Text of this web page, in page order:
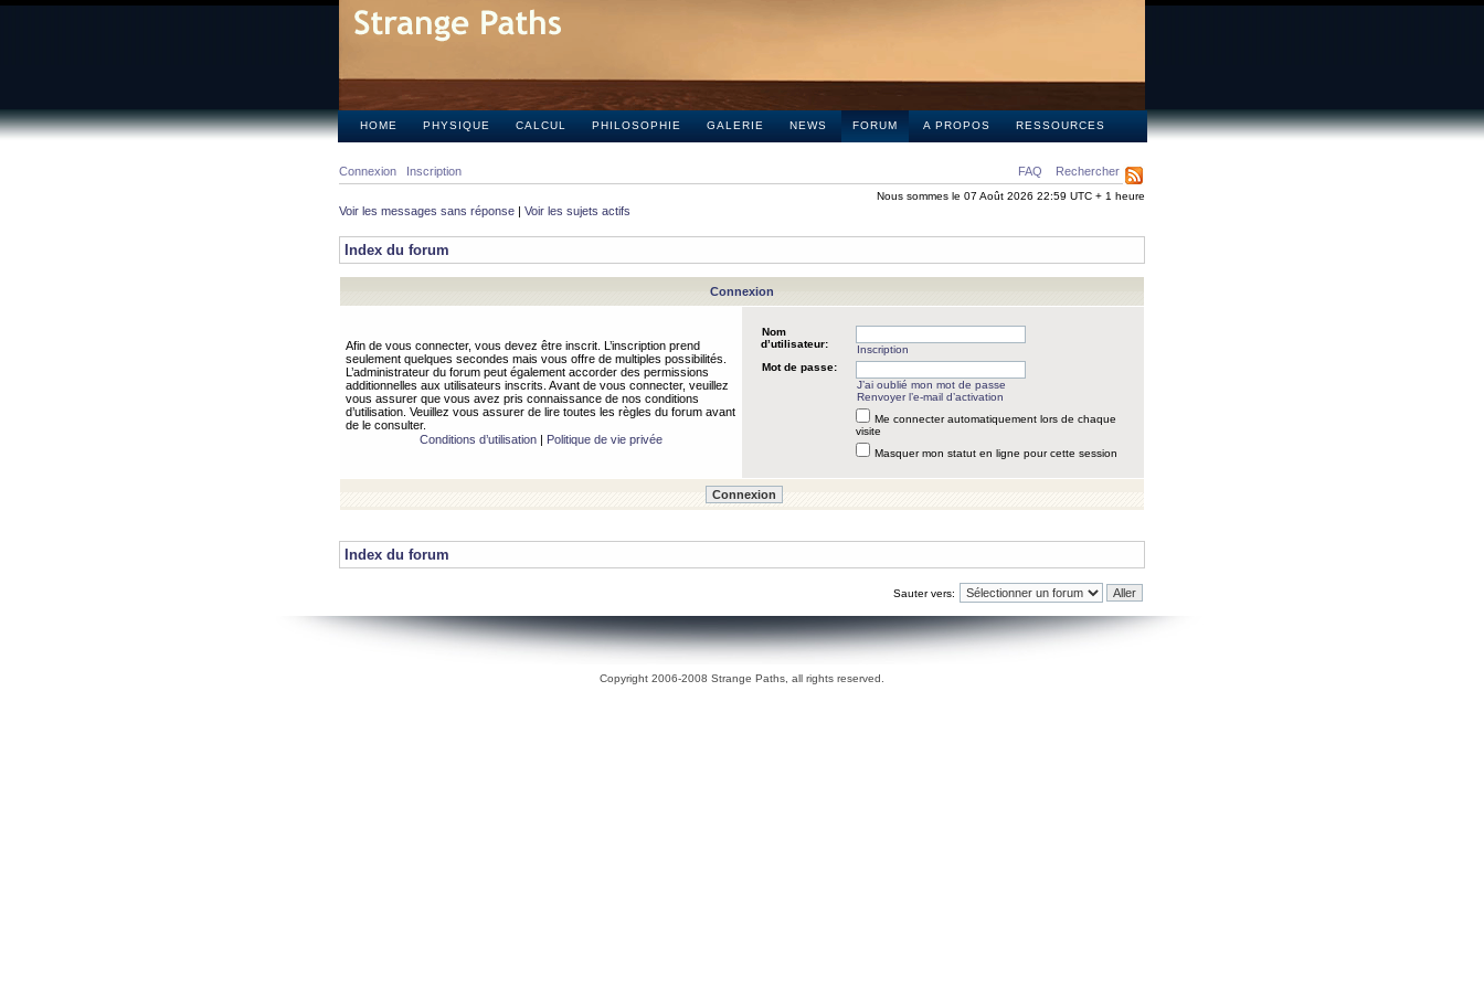
HOME PHYSIQUE CALCUL PHILOSOPHIE GALERIE NEWS FORUM A PROPOS RESSOURCES
FAQ Rechercher
Connexion Inscription
Nous sommes le 07 Août 2026 22:59 UTC + 1 heure
Voir les messages sans réponse | Voir les sujets actifs
Index du forum
Connexion
Afin de vous connecter, vous devez être inscrit. L’inscription prend
seulement quelques secondes mais vous offre de multiples possibilités.
L’administrateur du forum peut également accorder des permissions
additionnelles aux utilisateurs inscrits. Avant de vous connecter, veuillez
vous assurer que vous avez pris connaissance de nos conditions
d’utilisation. Veuillez vous assurer de lire toutes les règles du forum avant
de le consulter.
Conditions d’utilisation| Politique de vie privée
Nom
d’utilisateur:
Inscription
Mot de passe:
J’ai oublié mon mot de passe
Renvoyer l’e-mail d’activation
Me connecter automatiquement lors de chaque
visite
Masquer mon statut en ligne pour cette session
Index du forum
Sauter vers:
Copyright 2006-2008 Strange Paths, all rights reserved.